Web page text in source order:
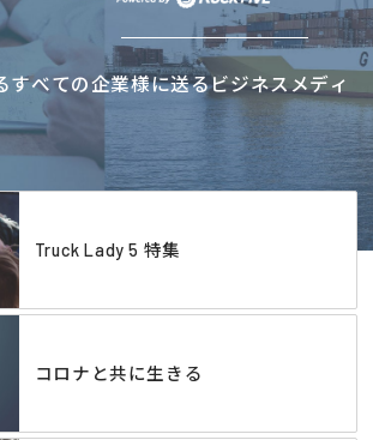
すべての企業様に送るビジネスメディ
Truck Lady 5 特集
コロナと共に生きる